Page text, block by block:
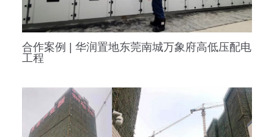
合作案例 | 华润置地东莞南城万象府高低压配电
工程